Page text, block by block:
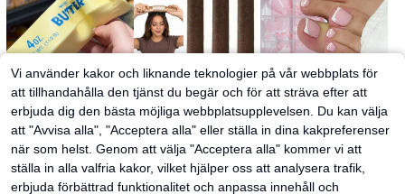
52 kr 37 kr -2% 51
Vi använder kakor och liknande teknologier på vår webbplats för
att tillhandahålla den tjänst du begär och för att sträva efter att
erbjuda dig den bästa möjliga webbplatsupplevelsen. Du kan välja
att "Avvisa alla", "Acceptera alla" eller ställa in dina kakpreferenser
när som helst. Genom att välja "Acceptera alla" kommer vi att
ställa in alla valfria kakor, vilket hjälper oss att analysera trafik,
erbjuda förbättrad funktionalitet och anpassa innehåll och